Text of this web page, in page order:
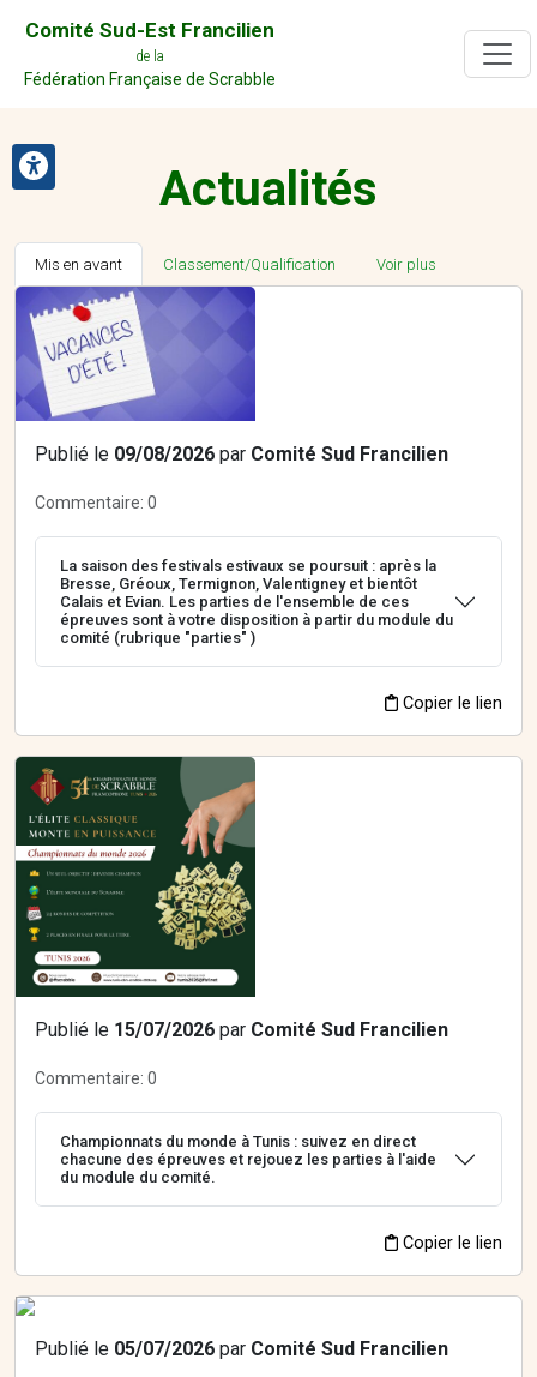
Comité Sud-Est Francilien
de la
Fédération Française de Scrabble
Actualités
Mis en avant Classement/Qualification Voir plus
Publié le 09/08/2026 par Comité Sud Francilien
Commentaire: 0
La saison des festivals estivaux se poursuit : après la
Bresse, Gréoux, Termignon, Valentigney et bientôt
Calais et Evian. Les parties de l'ensemble de ces
épreuves sont à votre disposition à partir du module du
comité (rubrique "parties" )
Copier le lien
Publié le 15/07/2026 par Comité Sud Francilien
Commentaire: 0
Championnats du monde à Tunis : suivez en direct
chacune des épreuves et rejouez les parties à l'aide
du module du comité.
Copier le lien
Publié le 05/07/2026 par Comité Sud Francilien